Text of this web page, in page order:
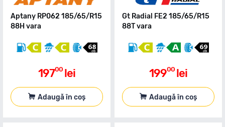
Aptany RP062 185/65/R15
88H vara
19700 lei
Adaugă în coș
Gt Radial FE2 185/65/R15
88T vara
19900 lei
Adaugă în coș